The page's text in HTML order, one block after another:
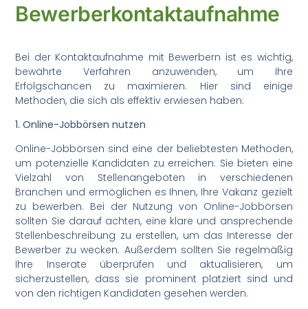
Bewerberkontaktaufnahme
Bei der Kontaktaufnahme mit Bewerbern ist es wichtig,
bewährte Verfahren anzuwenden, um Ihre
Erfolgschancen zu maximieren. Hier sind einige
Methoden, die sich als effektiv erwiesen haben:
1. Online-Jobbörsen nutzen
Online-Jobbörsen sind eine der beliebtesten Methoden,
um potenzielle Kandidaten zu erreichen. Sie bieten eine
Vielzahl von Stellenangeboten in verschiedenen
Branchen und ermöglichen es Ihnen, Ihre Vakanz gezielt
zu bewerben. Bei der Nutzung von Online-Jobbörsen
sollten Sie darauf achten, eine klare und ansprechende
Stellenbeschreibung zu erstellen, um das Interesse der
Bewerber zu wecken. Außerdem sollten Sie regelmäßig
Ihre Inserate überprüfen und aktualisieren, um
sicherzustellen, dass sie prominent platziert sind und
von den richtigen Kandidaten gesehen werden.